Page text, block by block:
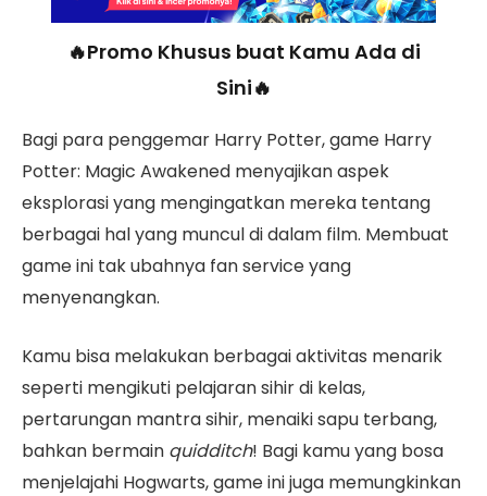
🔥Promo Khusus buat Kamu Ada di
Sini🔥
Bagi para penggemar Harry Potter, game Harry
Potter: Magic Awakened menyajikan aspek
eksplorasi yang mengingatkan mereka tentang
berbagai hal yang muncul di dalam film. Membuat
game ini tak ubahnya fan service yang
menyenangkan.
Kamu bisa melakukan berbagai aktivitas menarik
seperti mengikuti pelajaran sihir di kelas,
pertarungan mantra sihir, menaiki sapu terbang,
bahkan bermain quidditch! Bagi kamu yang bosa
menjelajahi Hogwarts, game ini juga memungkinkan